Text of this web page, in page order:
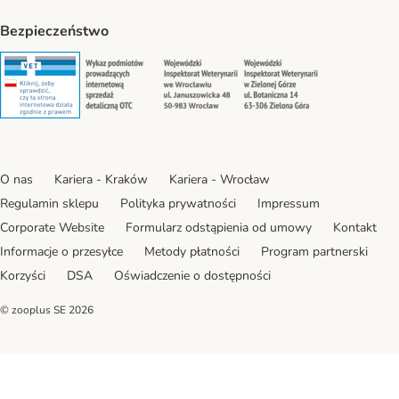
Bezpieczeństwo
Security Security Security
O nas Kariera - Kraków
Kariera - Wrocław
Regulamin sklepu
Polityka prywatności
Impressum
Corporate Website
Formularz odstąpienia od umowy
Kontakt
Informacje o przesyłce
Metody płatności
Program partnerski
Korzyści
DSA Oświadczenie o dostępności
© zooplus SE 2026